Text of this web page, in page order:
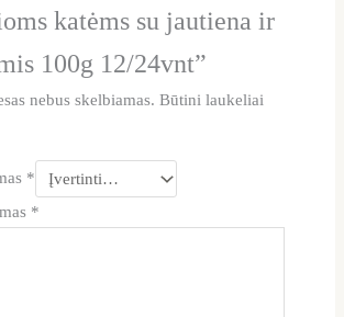
katėms su jautiena ir
100g 12/24vnt”
nebus skelbiamas. Būtini laukeliai
*
*